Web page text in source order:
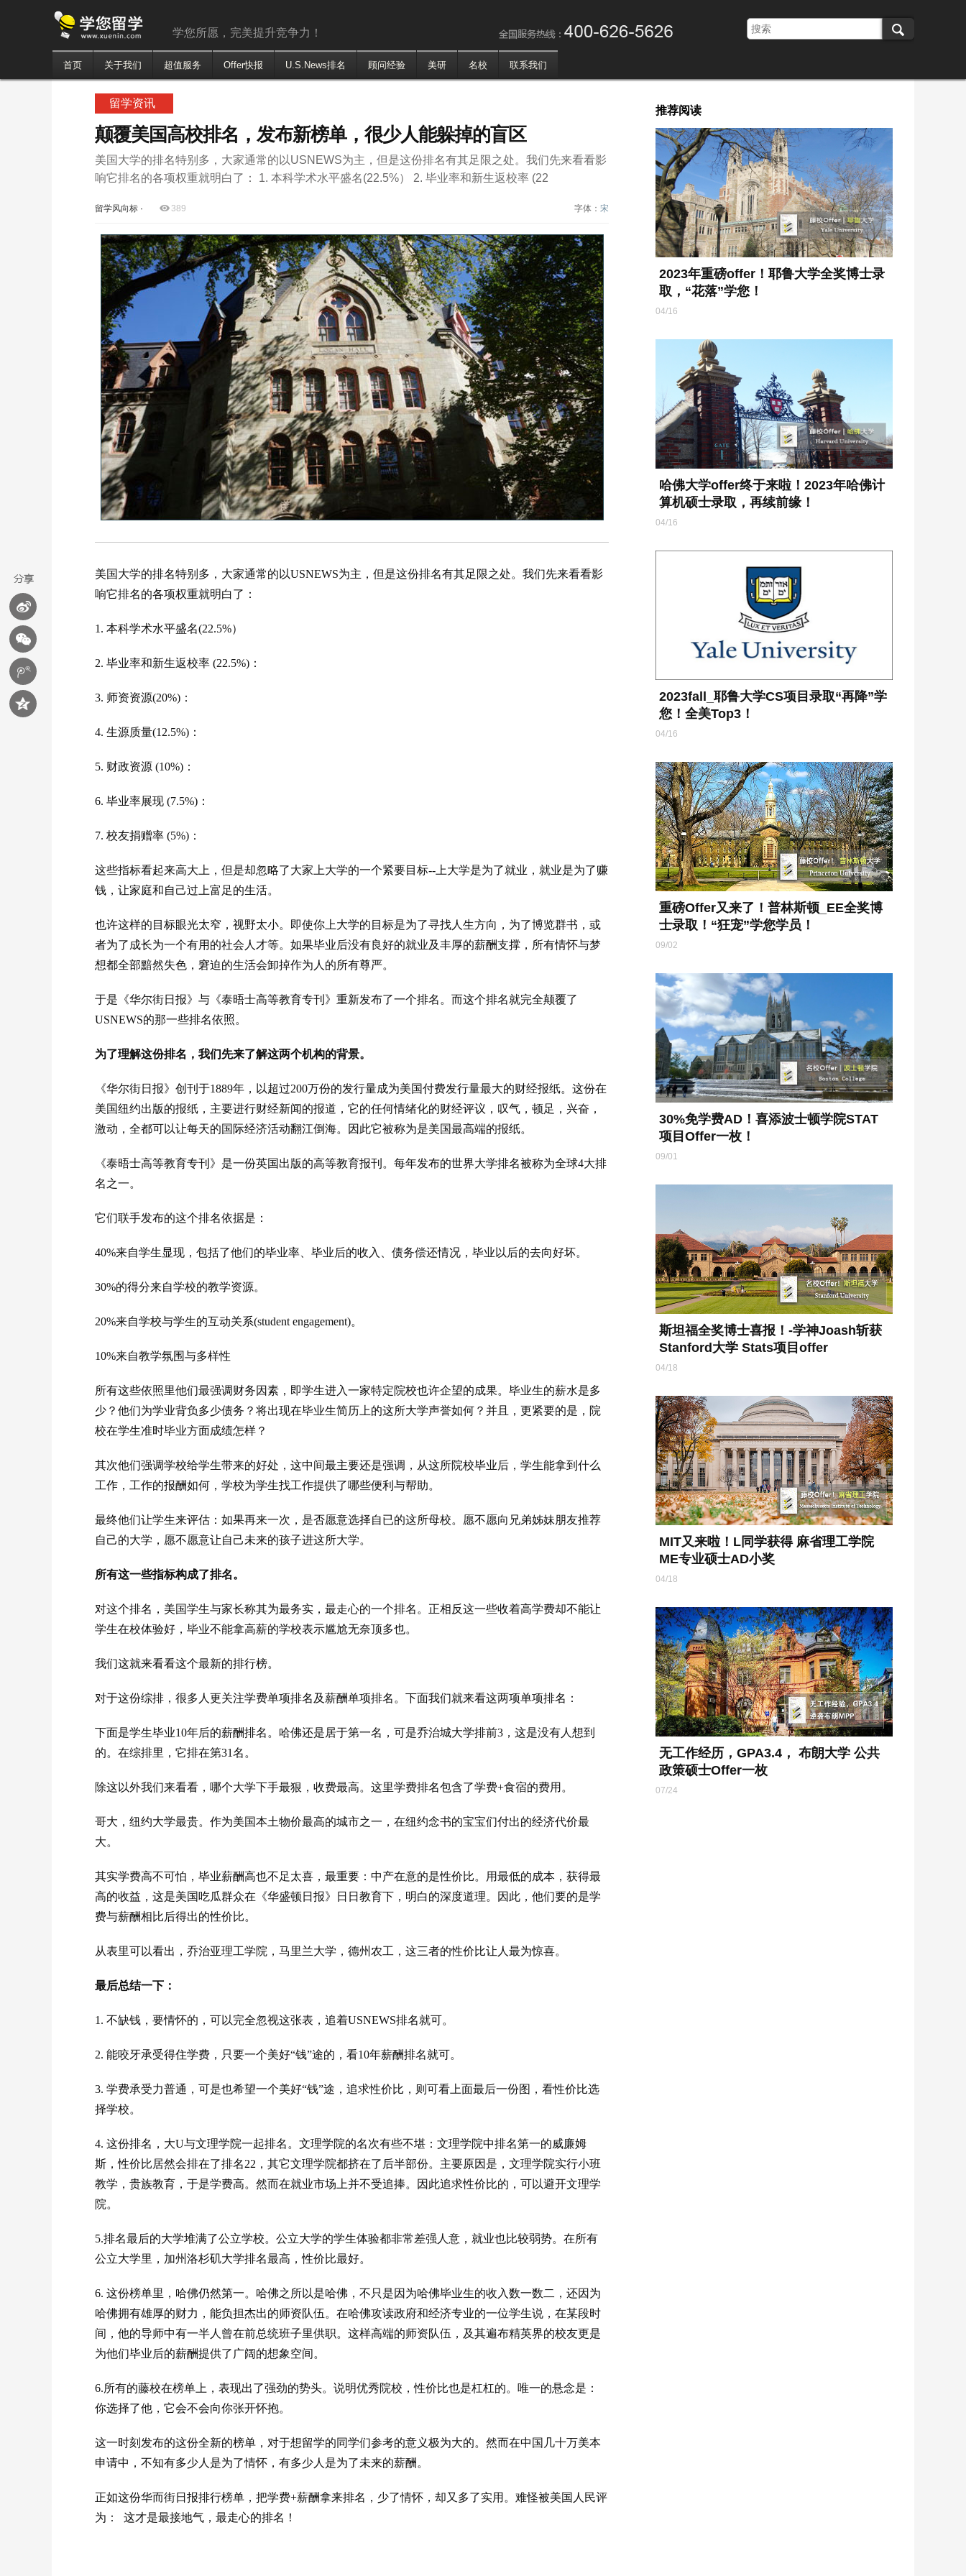
学您所愿，完美提升竞争力！
首页 关于我们 超值服务 Offer快报 U.S.News排名 顾问经验 美研 名校 联系我们
留学资讯
颠覆美国高校排名，发布新榜单，很少人能躲掉的盲区
美国大学的排名特别多，大家通常的以USNEWS为主，但是这份排名有其足限之处。我们先来看看影
响它排名的各项权重就明白了： 1. 本科学术水平盛名(22.5%） 2. 毕业率和新生返校率 (22
留学风向标 · 389 字体： 宋
美国大学的排名特别多，大家通常的以USNEWS为主，但是这份排名有其足限之处。我们先来看看影
响它排名的各项权重就明白了：
1. 本科学术水平盛名(22.5%）
2. 毕业率和新生返校率 (22.5%)：
3. 师资资源(20%)：
4. 生源质量(12.5%)：
5. 财政资源 (10%)：
6. 毕业率展现 (7.5%)：
7. 校友捐赠率 (5%)：
这些指标看起来高大上，但是却忽略了大家上大学的一个紧要目标--上大学是为了就业，就业是为了赚
钱，让家庭和自己过上富足的生活。
也许这样的目标眼光太窄，视野太小。即使你上大学的目标是为了寻找人生方向，为了博览群书，或
者为了成长为一个有用的社会人才等。如果毕业后没有良好的就业及丰厚的薪酬支撑，所有情怀与梦
想都全部黯然失色，窘迫的生活会卸掉作为人的所有尊严。
于是《华尔街日报》与《泰晤士高等教育专刊》重新发布了一个排名。而这个排名就完全颠覆了
USNEWS的那一些排名依照。
为了理解这份排名，我们先来了解这两个机构的背景。
《华尔街日报》创刊于1889年，以超过200万份的发行量成为美国付费发行量最大的财经报纸。这份在
美国纽约出版的报纸，主要进行财经新闻的报道，它的任何情绪化的财经评议，叹气，顿足，兴奋，
激动，全都可以让每天的国际经济活动翻江倒海。因此它被称为是美国最高端的报纸。
《泰晤士高等教育专刊》是一份英国出版的高等教育报刊。每年发布的世界大学排名被称为全球4大排
名之一。
它们联手发布的这个排名依据是：
40%来自学生显现，包括了他们的毕业率、毕业后的收入、债务偿还情况，毕业以后的去向好坏。
30%的得分来自学校的教学资源。
20%来自学校与学生的互动关系(student engagement)。
10%来自教学氛围与多样性
所有这些依照里他们最强调财务因素，即学生进入一家特定院校也许企望的成果。毕业生的薪水是多
少？他们为学业背负多少债务？将出现在毕业生简历上的这所大学声誉如何？并且，更紧要的是，院
校在学生准时毕业方面成绩怎样？
其次他们强调学校给学生带来的好处，这中间最主要还是强调，从这所院校毕业后，学生能拿到什么
工作，工作的报酬如何，学校为学生找工作提供了哪些便利与帮助。
最终他们让学生来评估：如果再来一次，是否愿意选择自已的这所母校。愿不愿向兄弟姊妹朋友推荐
自己的大学，愿不愿意让自己未来的孩子进这所大学。
所有这一些指标构成了排名。
对这个排名，美国学生与家长称其为最务实，最走心的一个排名。正相反这一些收着高学费却不能让
学生在校体验好，毕业不能拿高薪的学校表示尴尬无奈顶多也。
我们这就来看看这个最新的排行榜。
对于这份综排，很多人更关注学费单项排名及薪酬单项排名。下面我们就来看这两项单项排名：
下面是学生毕业10年后的薪酬排名。哈佛还是居于第一名，可是乔治城大学排前3，这是没有人想到
的。在综排里，它排在第31名。
除这以外我们来看看，哪个大学下手最狠，收费最高。这里学费排名包含了学费+食宿的费用。
哥大，纽约大学最贵。作为美国本土物价最高的城市之一，在纽约念书的宝宝们付出的经济代价最
大。
其实学费高不可怕，毕业薪酬高也不足太喜，最重要：中产在意的是性价比。用最低的成本，获得最
高的收益，这是美国吃瓜群众在《华盛顿日报》日日教育下，明白的深度道理。因此，他们要的是学
费与薪酬相比后得出的性价比。
从表里可以看出，乔治亚理工学院，马里兰大学，德州农工，这三者的性价比让人最为惊喜。
最后总结一下：
1. 不缺钱，要情怀的，可以完全忽视这张表，追着USNEWS排名就可。
2. 能咬牙承受得住学费，只要一个美好“钱”途的，看10年薪酬排名就可。
3. 学费承受力普通，可是也希望一个美好“钱”途，追求性价比，则可看上面最后一份图，看性价比选
择学校。
4. 这份排名，大U与文理学院一起排名。文理学院的名次有些不堪：文理学院中排名第一的威廉姆
斯，性价比居然会排在了排名22，其它文理学院都挤在了后半部份。主要原因是，文理学院实行小班
教学，贵族教育，于是学费高。然而在就业市场上并不受追捧。因此追求性价比的，可以避开文理学
院。
5.排名最后的大学堆满了公立学校。公立大学的学生体验都非常差强人意，就业也比较弱势。在所有
公立大学里，加州洛杉矶大学排名最高，性价比最好。
6. 这份榜单里，哈佛仍然第一。哈佛之所以是哈佛，不只是因为哈佛毕业生的收入数一数二，还因为
哈佛拥有雄厚的财力，能负担杰出的师资队伍。在哈佛攻读政府和经济专业的一位学生说，在某段时
间，他的导师中有一半人曾在前总统班子里供职。这样高端的师资队伍，及其遍布精英界的校友更是
为他们毕业后的薪酬提供了广阔的想象空间。
6.所有的藤校在榜单上，表现出了强劲的势头。说明优秀院校，性价比也是杠杠的。唯一的悬念是：
你选择了他，它会不会向你张开怀抱。
这一时刻发布的这份全新的榜单，对于想留学的同学们参考的意义极为大的。然而在中国几十万美本
申请中，不知有多少人是为了情怀，有多少人是为了未来的薪酬。
正如这份华而街日报排行榜单，把学费+薪酬拿来排名，少了情怀，却又多了实用。难怪被美国人民评
为： 这才是最接地气，最走心的排名！
推荐阅读
2023年重磅offer！耶鲁大学全奖博士录
取，“花落”学您！
04/16
哈佛大学offer终于来啦！2023年哈佛计
算机硕士录取，再续前缘！
04/16
2023fall_耶鲁大学CS项目录取“再降”学
您！全美Top3！
04/16
重磅Offer又来了！普林斯顿_EE全奖博
士录取！“狂宠”学您学员！
09/02
30%免学费AD！喜添波士顿学院STAT
项目Offer一枚！
09/01
斯坦福全奖博士喜报！-学神Joash斩获
Stanford大学 Stats项目offer
04/18
MIT又来啦！L同学获得 麻省理工学院
ME专业硕士AD小奖
04/18
无工作经历，GPA3.4， 布朗大学 公共
政策硕士Offer一枚
07/24